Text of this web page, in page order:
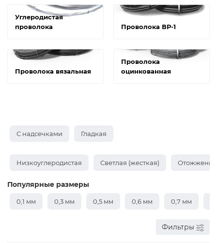
Углеродистая
проволока
Проволока ВР-1
Проволока вязальная
Проволока
оцинкованная
С надсечками Гладкая
Низкоуглеродистая Светлая (жесткая)
Популярные размеры
0,1 мм 0,3 мм 0,5 мм 0,6 мм 0,7 мм
Фильтры